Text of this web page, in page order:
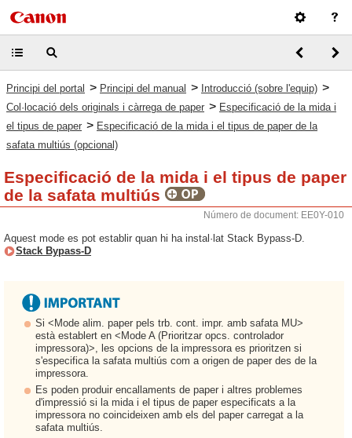
Principi del portal > Principi del manual > Introducció (sobre l'equip) >
Col·locació dels originals i càrrega de paper > Especificació de la mida i
el tipus de paper > Especificació de la mida i el tipus de paper de la
safata multiús (opcional)
Especificació de la mida i el tipus de paper
de la safata multiús
Número de document: EE0Y-010
Aquest mode es pot establir quan hi ha instal·lat Stack Bypass-D.
Stack Bypass-D
Si <Mode alim. paper pels trb. cont. impr. amb safata MU>
està establert en <Mode A (Prioritzar opcs. controlador
impressora)>, les opcions de la impressora es prioritzen si
s'especifica la safata multiús com a origen de paper des de la
impressora.
Es poden produir encallaments de paper i altres problemes
d'impressió si la mida i el tipus de paper especificats a la
impressora no coincideixen amb els del paper carregat a la
safata multiús.